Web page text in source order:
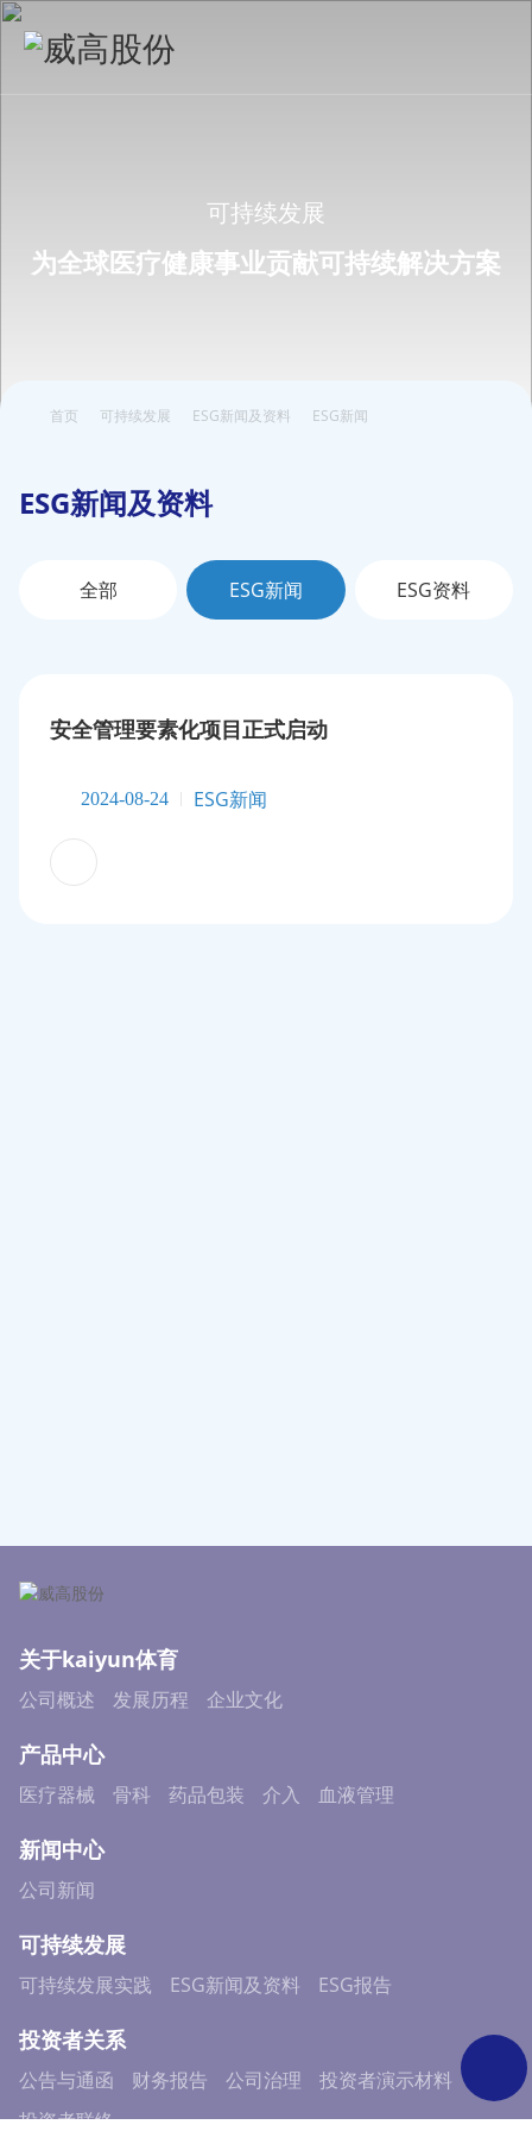
可持续发展
为全球医疗健康事业贡献可持续解决方案
首页 可持续发展 ESG新闻及资料 ESG新闻
ESG新闻及资料
全部 ESG新闻 ESG资料
安全管理要素化项目正式启动
2024-08-24 ESG新闻
关于kaiyun体育
公司概述 发展历程 企业文化
产品中心
医疗器械 骨科 药品包装 介入 血液管理
新闻中心
公司新闻
可持续发展
可持续发展实践 ESG新闻及资料 ESG报告
投资者关系
公告与通函 财务报告 公司治理
投资者演示材料
投资者联络